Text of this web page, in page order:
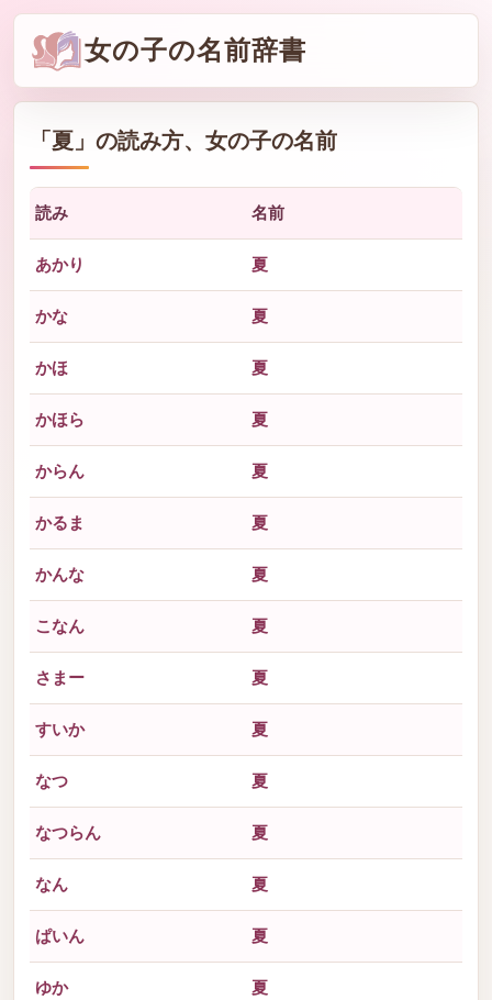
女の子の名前辞書
「夏 」の読み方、女の子の名前
読み 名前
あかり 夏
かな 夏
かほ 夏
かほら 夏
からん 夏
かるま 夏
かんな 夏
こなん 夏
さまー 夏
すいか 夏
なつ 夏
なつらん 夏
なん 夏
ぱいん 夏
ゆか 夏